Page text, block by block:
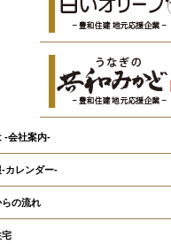
-会社案内-
カレンダー-
の流れ
宅